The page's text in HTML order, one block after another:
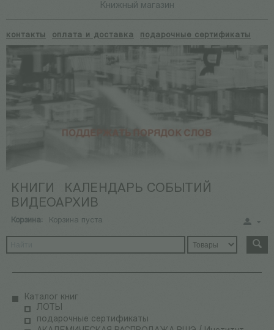
Книжный магазин
контакты оплата и доставка подарочные сертификаты
КНИГИ
КАЛЕНДАРЬ СОБЫТИЙ
ВИДЕОАРХИВ
Корзина: Корзина пуста
Каталог книг
ЛОТЫ
подарочные сертификаты